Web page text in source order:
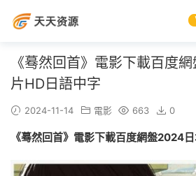
《蓦然回首》電影下載百度
片HD日語中字
2024-11-14 電影 663 0
《蓦然回首》電影下載百度網盤2024